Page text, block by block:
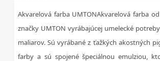
Akvarelová farba UMTONAkvarelová farba
značky UMTON vyrábajúcej umelecké
maliarov. Sú vyrábané z ťažkých akostných
farby a sú spojené špeciálnou emulziou,